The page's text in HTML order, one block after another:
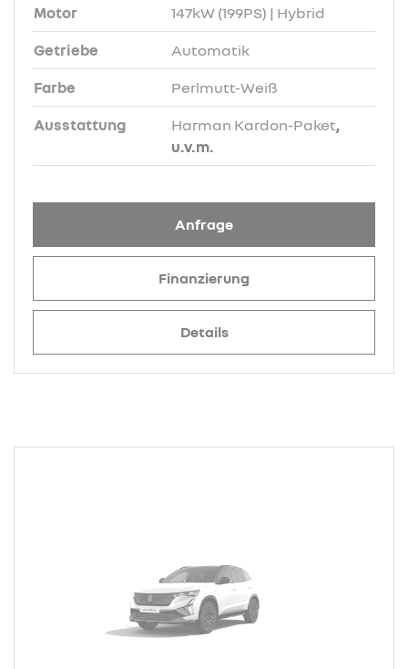
Motor 147kW (199PS) | Hybrid
Getriebe Automatik
Farbe Perlmutt-Weiß
Ausstattung Harman Kardon-Paket,
u.v.m.
Anfrage
Finanzierung
Details